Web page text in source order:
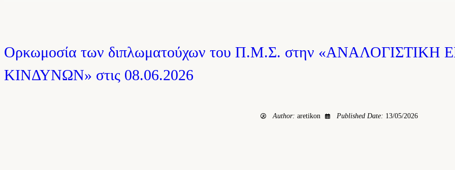
Ορκωμοσία των διπλωματούχων του Π.Μ.Σ. στην
ΚΙΝΔΥΝΩΝ» στις 08.06.2026
Author: aretikon Published Date: 13/05/2026